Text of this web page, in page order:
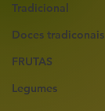
Tradicional
Doces tradiconais
FRUTAS
Legumes